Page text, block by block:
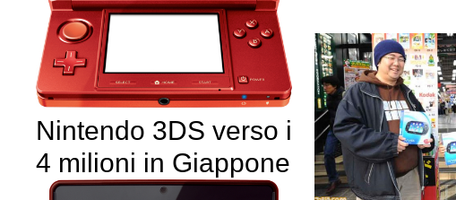
Nintendo 3DS verso i
4 milioni in Giappone